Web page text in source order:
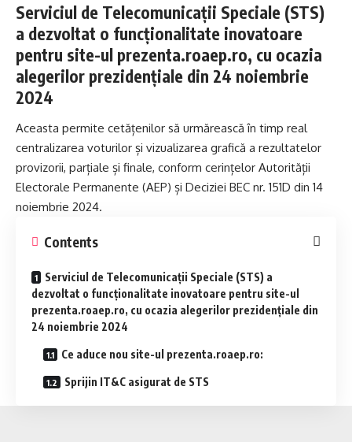
Serviciul de Telecomunicații Speciale (STS)
a dezvoltat o funcționalitate inovatoare
pentru site-ul prezenta.roaep.ro, cu ocazia
alegerilor prezidențiale din 24 noiembrie
2024
Aceasta permite cetățenilor să urmărească în timp real
centralizarea voturilor și vizualizarea grafică a rezultatelor
provizorii, parțiale și finale, conform cerințelor Autorității
Electorale Permanente (AEP) și Deciziei BEC nr. 151D din 14
noiembrie 2024.
Contents
Serviciul de Telecomunicații Speciale (STS) a
dezvoltat o funcționalitate inovatoare pentru site-ul
prezenta.roaep.ro, cu ocazia alegerilor prezidențiale din
24 noiembrie 2024
Ce aduce nou site-ul prezenta.roaep.ro:
Sprijin IT&C asigurat de STS